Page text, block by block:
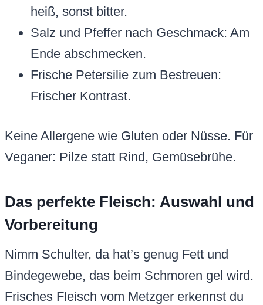
heiß, sonst bitter.
Salz und Pfeffer nach Geschmack: Am
Ende abschmecken.
Frische Petersilie zum Bestreuen:
Frischer Kontrast.
Keine Allergene wie Gluten oder Nüsse. Für
Veganer: Pilze statt Rind, Gemüsebrühe.
Das perfekte Fleisch: Auswahl und
Vorbereitung
Nimm Schulter, da hat’s genug Fett und
Bindegewebe, das beim Schmoren gel wird.
Frisches Fleisch vom Metzger erkennst du